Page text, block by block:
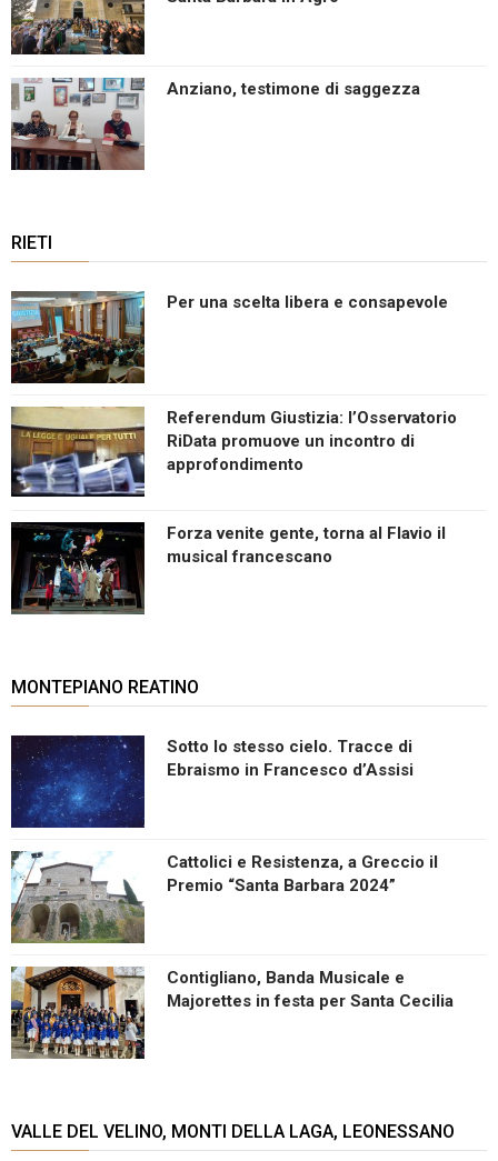
Anziano, testimone di saggezza
RIETI
Per una scelta libera e consapevole
Referendum Giustizia: l’Osservatorio
RiData promuove un incontro di
approfondimento
Forza venite gente, torna al Flavio il
musical francescano
MONTEPIANO REATINO
Sotto lo stesso cielo. Tracce di
Ebraismo in Francesco d’Assisi
Cattolici e Resistenza, a Greccio il
Premio “Santa Barbara 2024”
Contigliano, Banda Musicale e
Majorettes in festa per Santa Cecilia
VALLE DEL VELINO, MONTI DELLA LAGA, LEONESSANO